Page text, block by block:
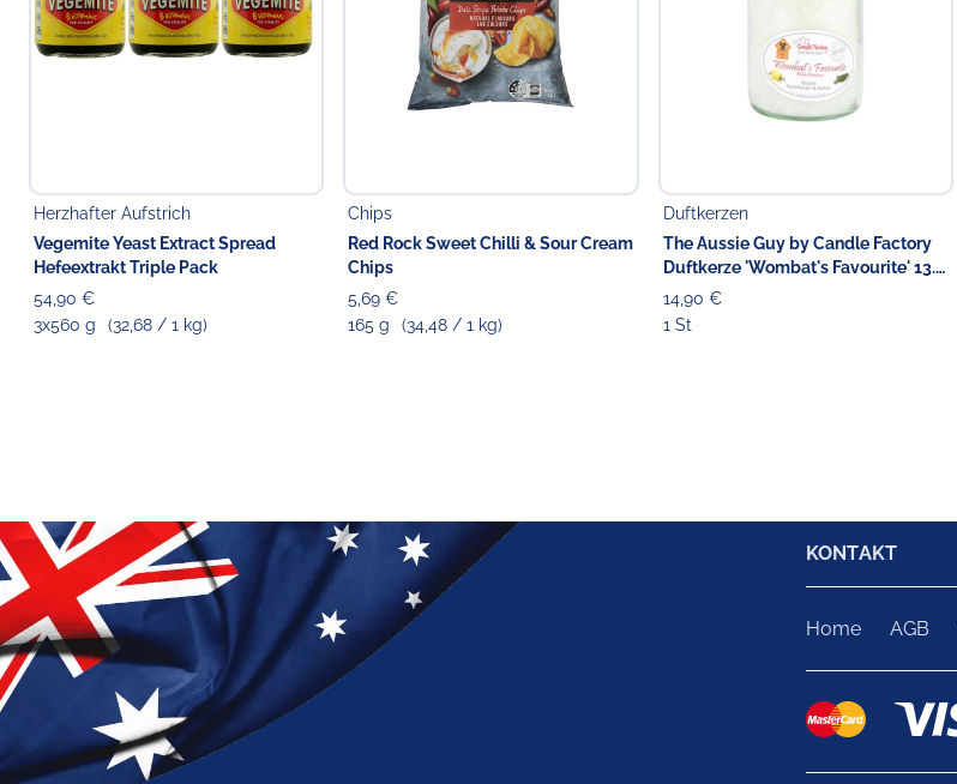
Herzhafter Aufstrich
Vegemite Yeast Extract Spread
Hefeextrakt Triple Pack
54,90 €
3x560 g
(32,68 / 1 kg)
Chips
Red Rock Sweet Chilli & Sour Cream
Chips
5,69 €
165 g
(34,48 / 1 kg)
Duftkerzen
The Aussie Guy by Candle Factory
Duftkerze 'Wombat's Favourite' 13.5
cm
14,90 €
1 St
KONTAKT
Home AGB